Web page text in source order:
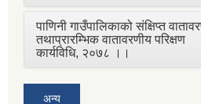
पाणिनी गाउँपालिकाको संक्षिप्त
तथाप्रारम्भिक वातावरणीय परिक्षण
कार्यविधि, २०७८ ।।
अन्य